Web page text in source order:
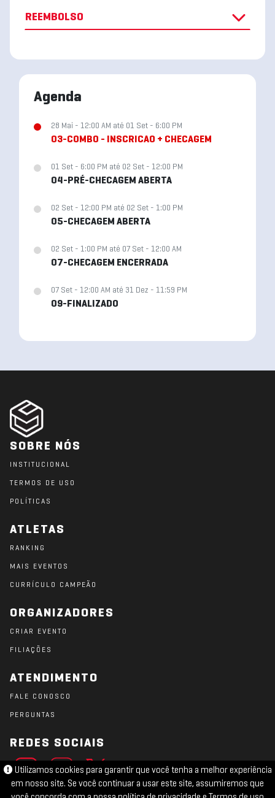
REEMBOLSO
Agenda
28 Mai - 12:00 AM até 01 Set - 6:00 PM
03-COMBO - INSCRICAO + CHECAGEM
01 Set - 6:00 PM até 02 Set - 12:00 PM
04-PRÉ-CHECAGEM ABERTA
02 Set - 12:00 PM até 02 Set - 1:00 PM
05-CHECAGEM ABERTA
02 Set - 1:00 PM até 07 Set - 12:00 AM
07-CHECAGEM ENCERRADA
07 Set - 12:00 AM até 31 Dez - 11:59 PM
09-FINALIZADO
SOBRE NÓS
INSTITUCIONAL
TERMOS DE USO
POLÍTICAS
ATLETAS
RANKING
MAIS EVENTOS
CURRÍCULO CAMPEÃO
ORGANIZADORES
CRIAR EVENTO
FILIAÇÕES
ATENDIMENTO
FALE CONOSCO
PERGUNTAS
REDES SOCIAIS
Utilizamos cookies para garantir que você tenha a melhor experiência
em nosso site. Se você continuar a usar este site, assumiremos que